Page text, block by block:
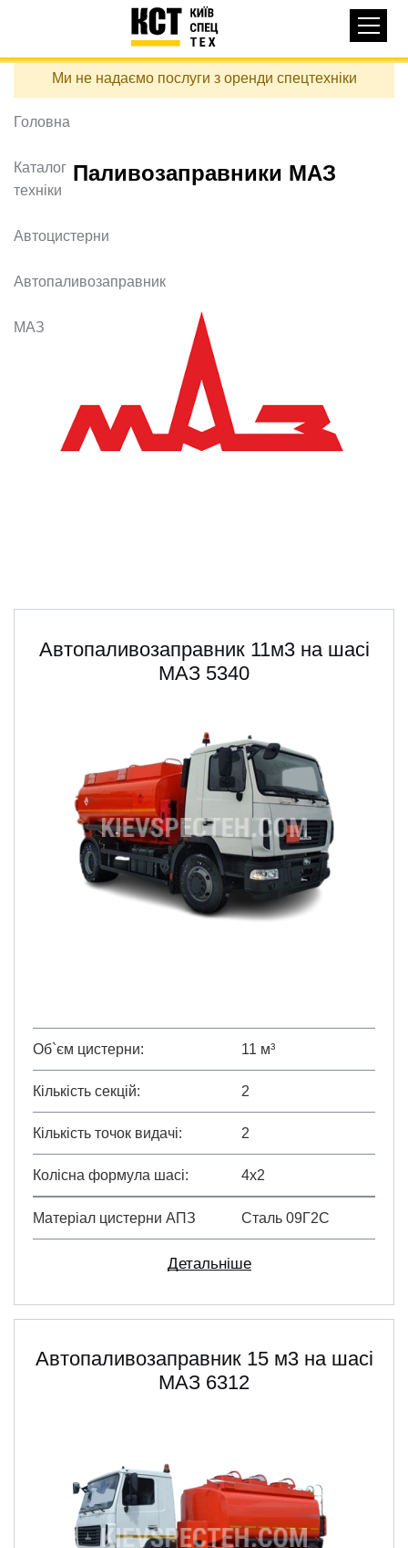
Перейти
вмісту
навигация
КАТАЛОГ ТЕХНІКИ
ДОСТАВКА ТА ОПЛАТА
ПРО НАС
ВІДГУКИ
КОНТАКТИ
ЗАДАТИ ПИТАННЯ
Ми не надаємо послуги з оренди спецтехніки
Паливозаправники МАЗ
Автопаливозаправник 11м3 на шасі
МАЗ 5340
Об`єм цистерни 11 м³
Кількість секцій 2
Кількість точок видачі 2
Колісна формула шасі 4х2
Матеріал цистерни АПЗ Сталь 09Г2С
Детальніше
Автопаливозаправник 15 м3 на шасі
МАЗ 6312
Головна
Каталог
техніки
Автоцистерни
Автопаливозаправник
МАЗ